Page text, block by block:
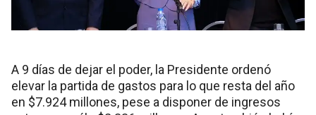
A 9 días de dejar el poder, la Presidente ordenó
elevar la partida de gastos para lo que resta del año
en $7.924 millones, pese a disponer de ingresos